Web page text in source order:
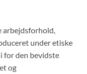
under etiske
for den bevidste
og